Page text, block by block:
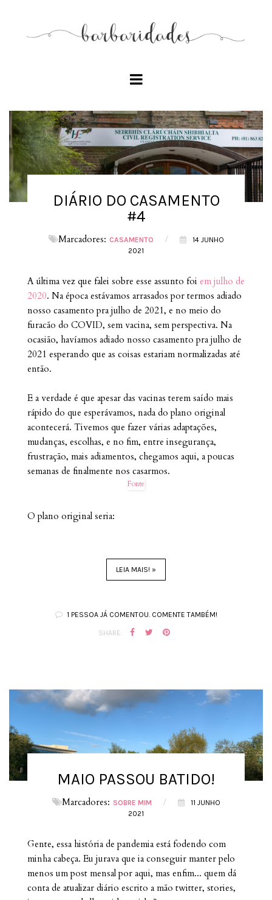
DIÁRIO DO CASAMENTO
#4
Marcadores: CASAMENTO /
14 JUNHO
2021
A última vez que falei sobre esse assunto foi em julho de
2020. Na época estávamos arrasados por termos adiado
nosso casamento pra julho de 2021, e no meio do
furacão do COVID, sem vacina, sem perspectiva. Na
ocasião, havíamos adiado nosso casamento pra julho de
2021 esperando que as coisas estariam normalizadas até
então.
E a verdade é que apesar das vacinas terem saído mais
rápido do que esperávamos, nada do plano original
acontecerá. Tivemos que fazer várias adaptações,
mudanças, escolhas, e no fim, entre insegurança,
frustração, mais adiamentos, chegamos aqui, a poucas
semanas de finalmente nos casarmos.
Fonte
O plano original seria:
LEIA MAIS! »
1 PESSOA JÁ COMENTOU. COMENTE TAMBÉM!
SHARE:
MAIO PASSOU BATIDO!
Marcadores: SOBRE MIM /
11 JUNHO
2021
Gente, essa história de pandemia está fodendo com
minha cabeça. Eu jurava que ia conseguir manter pelo
menos um post mensal por aqui, mas enfim... quem dá
conta de atualizar diário escrito a mão twitter, stories,